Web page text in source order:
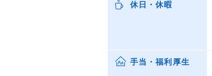
休日・休暇
手当・福利厚生